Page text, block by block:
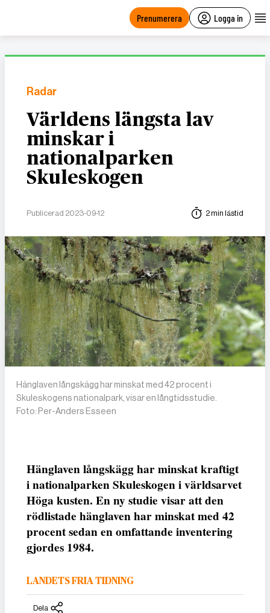
Prenumerera Logga in
Radar
Världens längsta lav
minskar i
nationalparken
Skuleskogen
Publicerad 2023-09-12 2 min lästid
Hänglaven långskägg har minskat med 42 procent i
Skuleskogens nationalpark, visar en långtidsstudie.
Foto: Per-Anders Esseen
Hänglaven långskägg har minskat kraftigt
i nationalparken Skuleskogen i världsarvet
Höga kusten. En ny studie visar att den
rödlistade hänglaven har minskat med 42
procent sedan en omfattande inventering
gjordes 1984.
LANDETS FRIA TIDNING
Dela